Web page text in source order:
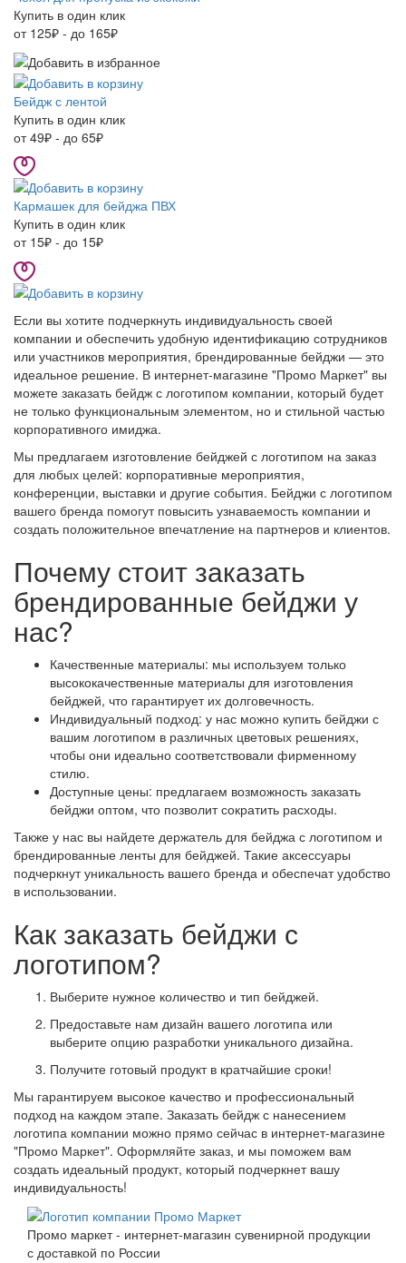
Купить в один клик
от 125₽ - до 165₽
Бейдж с лентой
Купить в один клик
от 49₽ - до 65₽
Кармашек для бейджа ПВХ
Купить в один клик
от 15₽ - до 15₽
Если вы хотите подчеркнуть индивидуальность своей
компании и обеспечить удобную идентификацию сотрудников
или участников мероприятия, брендированные бейджи — это
идеальное решение. В интернет-магазине "Промо Маркет" вы
можете заказать бейдж с логотипом компании, который будет
не только функциональным элементом, но и стильной частью
корпоративного имиджа.
Мы предлагаем изготовление бейджей с логотипом на заказ
для любых целей: корпоративные мероприятия,
конференции, выставки и другие события. Бейджи с логотипом
вашего бренда помогут повысить узнаваемость компании и
создать положительное впечатление на партнеров и клиентов.
Почему стоит заказать
брендированные бейджи у
нас?
Качественные материалы: мы используем только
высококачественные материалы для изготовления
бейджей, что гарантирует их долговечность.
Индивидуальный подход: у нас можно купить бейджи с
вашим логотипом в различных цветовых решениях,
чтобы они идеально соответствовали фирменному
стилю.
Доступные цены: предлагаем возможность заказать
бейджи оптом, что позволит сократить расходы.
Также у нас вы найдете держатель для бейджа с логотипом и
брендированные ленты для бейджей. Такие аксессуары
подчеркнут уникальность вашего бренда и обеспечат удобство
в использовании.
Как заказать бейджи с
логотипом?
Выберите нужное количество и тип бейджей.
Предоставьте нам дизайн вашего логотипа или
выберите опцию разработки уникального дизайна.
Получите готовый продукт в кратчайшие сроки!
Мы гарантируем высокое качество и профессиональный
подход на каждом этапе. Заказать бейдж с нанесением
логотипа компании можно прямо сейчас в интернет-магазине
"Промо Маркет". Оформляйте заказ, и мы поможем вам
создать идеальный продукт, который подчеркнет вашу
индивидуальность!
Промо маркет - интернет-магазин сувенирной продукции
с доставкой по России